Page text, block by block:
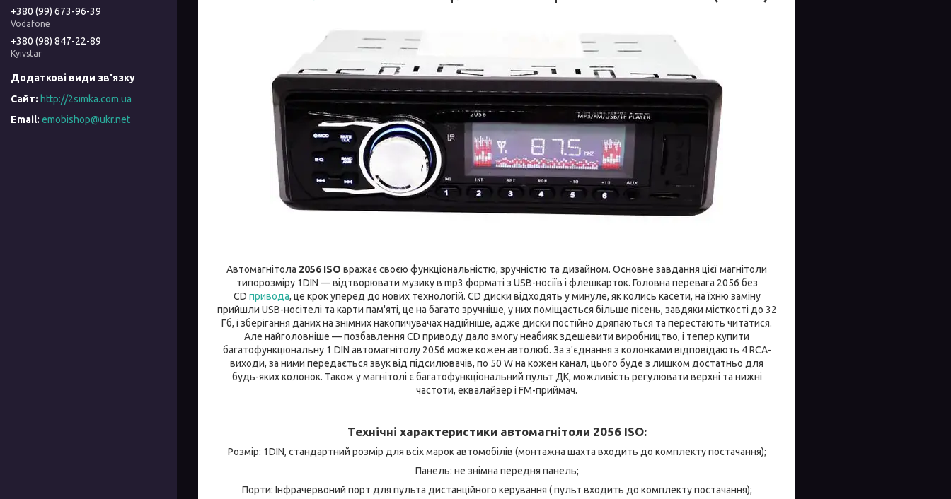
Автомагнітола 2056 ISO вражає своєю функціональністю, зручністю та дизайном. Основне завдання цієї магнітоли
типорозміру 1DIN — відтворювати музику в mp3 форматі з USB-носіїв і флешкарток. Головна перевага 2056 без
CD привода, це крок уперед до нових технологій. CD диски відходять у минуле, як колись касети, на їхню заміну
прийшли USB-носітелі та карти пам'яті, це на багато зручніше, у них поміщається більше пісень, завдяки місткості до 32
Гб, і зберігання даних на знімних накопичувачах надійніше, адже диски постійно дряпаються та перестають читатися.
Але найголовніше — позбавлення CD приводу дало змогу неабияк здешевити виробництво, і тепер купити
багатофункціональну 1 DIN автомагнітолу 2056 може кожен автолюб. За з'єднання з колонками відповідають 4 RCA-
виходи, за ними передається звук від підсилювачів, по 50 W на кожен канал, цього буде з лишком достатньо для
будь-яких колонок. Також у магнітолі є багатофункціональний пульт ДК, можливість регулювати верхні та нижні
частоти, еквалайзер і FM-приймач.
Технічні характеристики автомагнітоли 2056 ISO:
Розмір: 1DIN, стандартний розмір для всіх марок автомобілів (монтажна шахта входить до комплекту постачання);
Панель: не знімна передня панель;
Порти: Інфрачервоний порт для пульта дистанційного керування ( пульт входить до комплекту постачання);
+380 (99) 673-96-39
Vodafone
+380 (98) 847-22-89
Kyivstar
http://2simka.com.ua
emobishop@ukr.net